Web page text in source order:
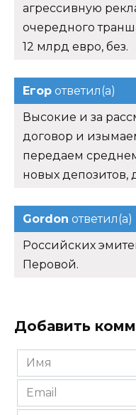
агрессивную
очередного
12 млрд евро, без.
Егор ответил(а)
Высокие и за
договор и
передаем
новых депозитов,
Gordon ответил(а)
Российских
Перовой.
Добавить
Имя
*
Email
*